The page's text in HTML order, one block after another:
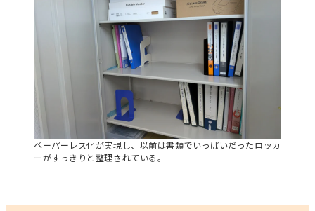
ペーパーレス化が実現し、以前は書類でいっぱいだったロッカ
ーがすっきりと整理されている。